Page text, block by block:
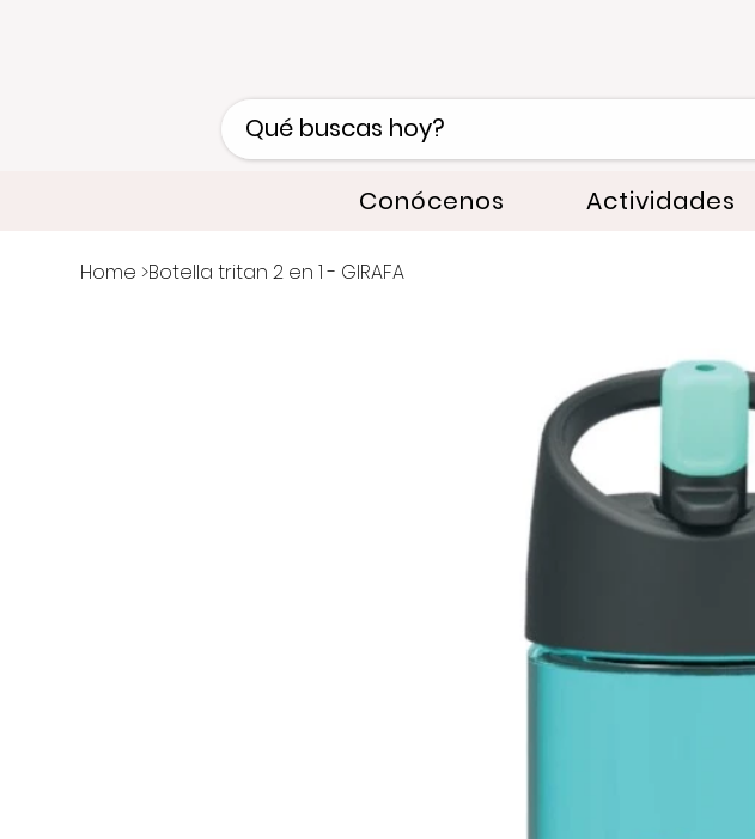
Conócenos Actividades
Home >Botella tritan 2 en 1 - GIRAFA